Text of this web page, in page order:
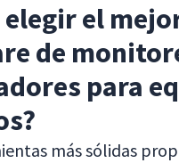
elegir el
de
para
más sólidas